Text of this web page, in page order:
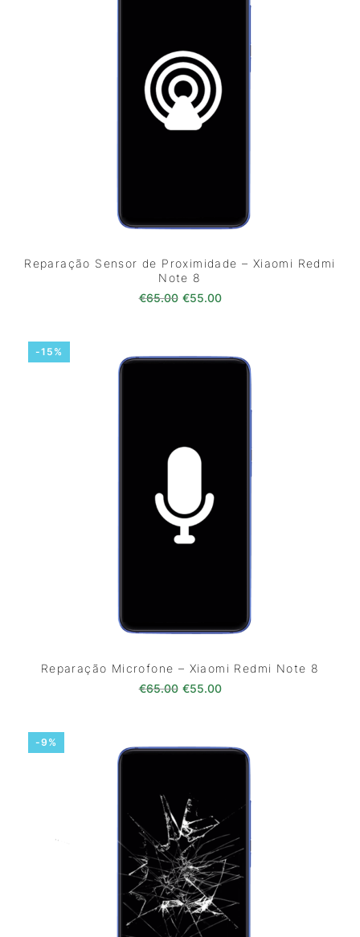
Reparação Sensor de Proximidade – Xiaomi Redmi
Note 8
€65.00 O preço original era: €65.00.
€55.00O preço atual é:
-15%
Reparação Microfone – Xiaomi Redmi Note 8
€65.00 O preço original era: €65.00.
€55.00O preço atual é:
-9%